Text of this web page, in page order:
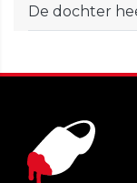
De dochter